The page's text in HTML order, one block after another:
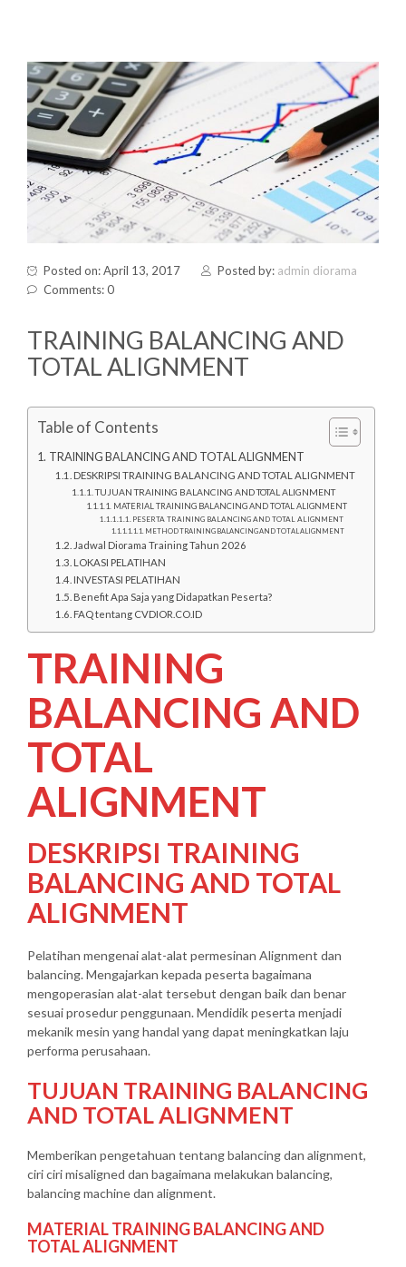
Posted on: April 13, 2017 Posted by: admin diorama
Comments: 0
TRAINING BALANCING AND
TOTAL ALIGNMENT
Table of Contents
TRAINING BALANCING AND TOTAL ALIGNMENT
DESKRIPSI TRAINING BALANCING AND TOTAL ALIGNMENT
TUJUAN TRAINING BALANCING AND TOTAL ALIGNMENT
MATERIAL TRAINING BALANCING AND TOTAL ALIGNMENT
PESERTA TRAINING BALANCING AND TOTAL ALIGNMENT
METHOD TRAINING BALANCING AND TOTAL ALIGNMENT
Jadwal Diorama Training Tahun 2026
LOKASI PELATIHAN
INVESTASI PELATIHAN
Benefit Apa Saja yang Didapatkan Peserta?
FAQ tentang CVDIOR.CO.ID
TRAINING
BALANCING AND
TOTAL
ALIGNMENT
DESKRIPSI TRAINING
BALANCING AND TOTAL
ALIGNMENT
Pelatihan mengenai alat-alat permesinan Alignment dan
balancing. Mengajarkan kepada peserta bagaimana
mengoperasian alat-alat tersebut dengan baik dan benar
sesuai prosedur penggunaan. Mendidik peserta menjadi
mekanik mesin yang handal yang dapat meningkatkan laju
performa perusahaan.
TUJUAN TRAINING BALANCING
AND TOTAL ALIGNMENT
Memberikan pengetahuan tentang balancing dan alignment,
ciri ciri misaligned dan bagaimana melakukan balancing,
balancing machine dan alignment.
MATERIAL TRAINING BALANCING AND
TOTAL ALIGNMENT